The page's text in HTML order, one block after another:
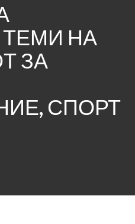
НА
ЗА
СПОРТ